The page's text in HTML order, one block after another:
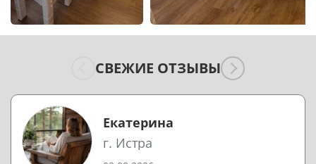
СВЕЖИЕ ОТЗЫВЫ
Екатерина
г. Истра